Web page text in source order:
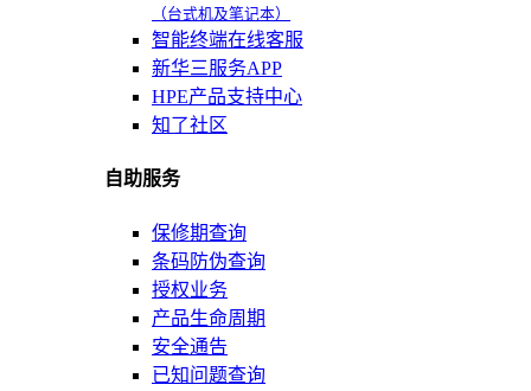
（台式机及笔记本）
智能终端在线客服
新华三服务APP
HPE产品支持中心
知了社区
自助服务
保修期查询
条码防伪查询
授权业务
产品生命周期
安全通告
已知问题查询